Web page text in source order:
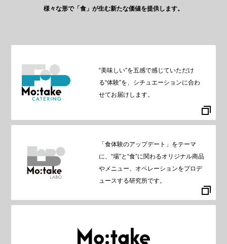
様々な形で「食」が生む新たな価値を提供します。
“美味しい”を五感で感じていただけ
る“体験”を、シチュエーションに合わ
せてお届けします。
「食体験のアップデート」をテーマ
に、“場”と“食”に関わるオリジナル商品
やメニュー、オペレーションをプロデ
ュースする研究所です。